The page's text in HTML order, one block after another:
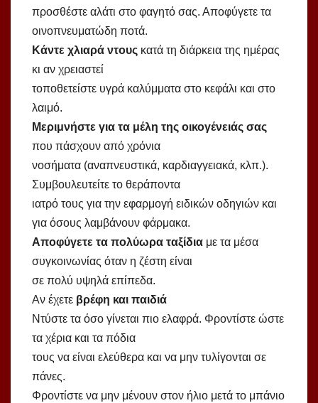
προσθέστε αλάτι στο φαγητό σας. Αποφύγετε τα
οινοπνευματώδη ποτά.
Κάντε χλιαρά ντους κατά τη διάρκεια της ημέρας
κι αν χρειαστεί
τοποθετείστε υγρά καλύμματα στο κεφάλι και στο
λαιμό.
Μεριμνήστε για τα μέλη της οικογένειάς σας
που πάσχουν από χρόνια
νοσήματα (αναπνευστικά, καρδιαγγειακά, κλπ.).
Συμβουλευτείτε το θεράποντα
ιατρό τους για την εφαρμογή ειδικών οδηγιών και
για όσους λαμβάνουν φάρμακα.
Αποφύγετε τα πολύωρα ταξίδια με τα μέσα
συγκοινωνίας όταν η ζέστη είναι
σε πολύ υψηλά επίπεδα.
Αν έχετε βρέφη και παιδιά
Ντύστε τα όσο γίνεται πιο ελαφρά. Φροντίστε ώστε
τα χέρια και τα πόδια
τους να είναι ελεύθερα και να μην τυλίγονται σε
πάνες.
Φροντίστε να μην μένουν στον ήλιο μετά το μπάνιο